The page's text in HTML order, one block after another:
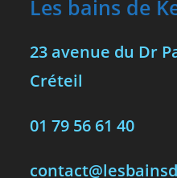
Les bains de
23 avenue du Dr
Créteil
01 79 56 61 40